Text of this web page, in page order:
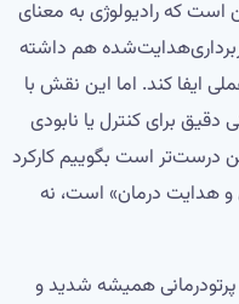
که رادیولوژی به معنای
هم داشته
ایفا کند. اما این نقش با
دقیق برای کنترل یا نابودی
درست‌تر است بگوییم کارکرد
هدایت درمان» است، نه
همیشه شدید و